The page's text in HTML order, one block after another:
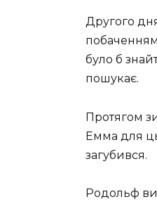
Другого
було б
пошукає.
Протягом
Емма для
загубився.
Родольф